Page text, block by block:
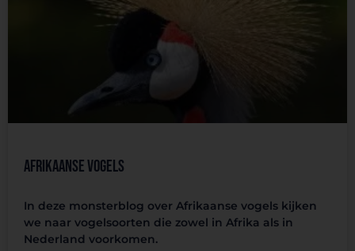
Afrikaanse vogels
In deze monsterblog over Afrikaanse vogels kijken
we naar vogelsoorten die zowel in Afrika als in
Nederland voorkomen.